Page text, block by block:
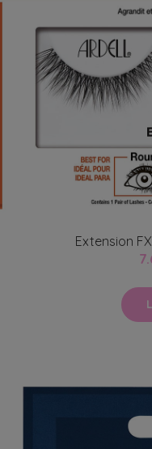
Extension